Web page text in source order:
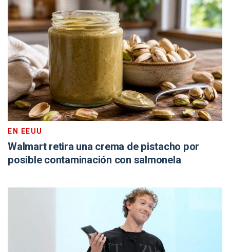
EN EEUU
Walmart retira una crema de pistacho por
posible contaminación con salmonela